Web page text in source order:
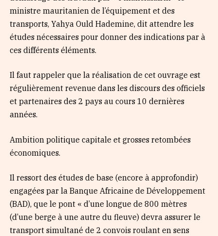
ministre mauritanien de l’équipement et des
transports, Yahya Ould Hademine, dit attendre les
études nécessaires pour donner des indications par à
ces différents éléments.
Il faut rappeler que la réalisation de cet ouvrage est
régulièrement revenue dans les discours des officiels
et partenaires des 2 pays au cours 10 dernières
années.
Ambition politique capitale et grosses retombées
économiques.
Il ressort des études de base (encore à approfondir)
engagées par la Banque Africaine de Développement
(BAD), que le pont « d’une longue de 800 mètres
(d’une berge à une autre du fleuve) devra assurer le
transport simultané de 2 convois roulant en sens